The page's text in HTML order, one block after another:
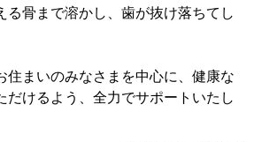
る骨まで溶かし、歯が抜け落ちてし
住まいのみなさまを中心に、健康な
だけるよう、全力でサポートいたし